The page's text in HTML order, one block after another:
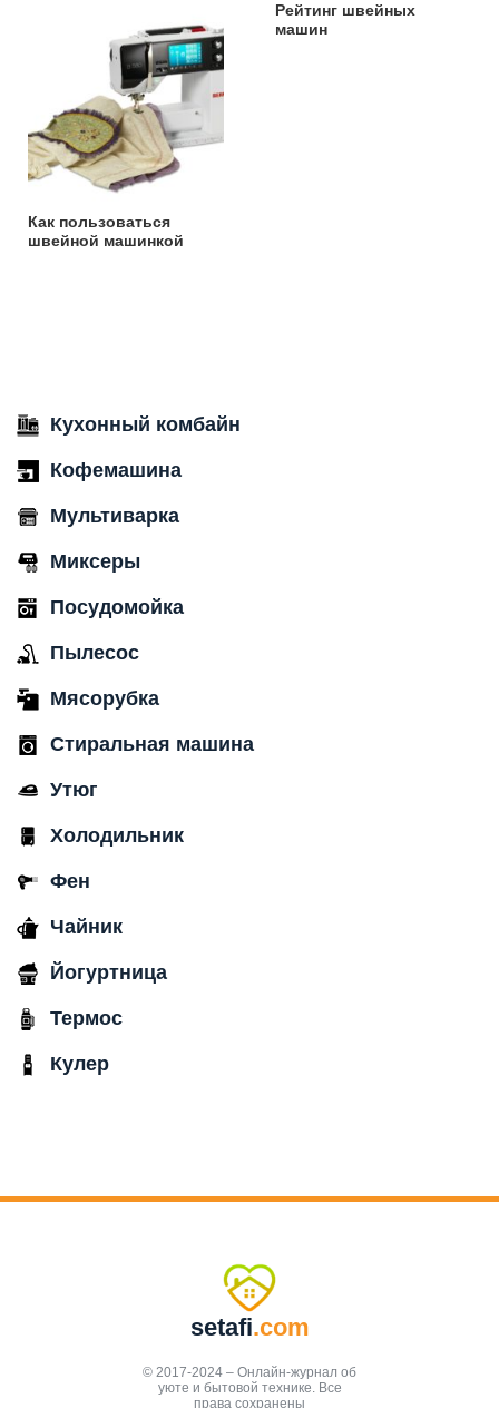
Как пользоваться
швейной машинкой
Рейтинг швейных
машин
Кухонный комбайн
Кофемашина
Мультиварка
Миксеры
Посудомойка
Пылесос
Мясорубка
Стиральная машина
Утюг
Холодильник
Фен
Чайник
Йогуртница
Термос
Кулер
setafi.com
© 2017-2024 – Онлайн-журнал об
уюте и бытовой технике. Все
права сохранены